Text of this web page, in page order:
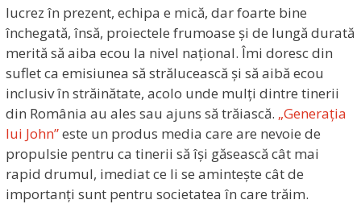
lucrez în prezent, echipa e mică, dar foarte bine
închegată, însă, proiectele frumoase și de lungă durată
merită să aiba ecou la nivel național. Îmi doresc din
suflet ca emisiunea să strălucească și să aibă ecou
inclusiv în străinătate, acolo unde mulți dintre tinerii
din România au ales sau ajuns să trăiască. „Generația
lui John”este un produs media care are nevoie de
propulsie pentru ca tinerii să își găsească cât mai
rapid drumul, imediat ce li se amintește cât de
importanți sunt pentru societatea în care trăim.